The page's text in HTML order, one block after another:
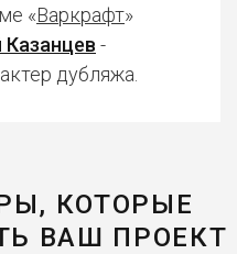
«Варкрафт»
-
дубляжа.
КОТОРЫЕ
ВАШ ПРОЕКТ